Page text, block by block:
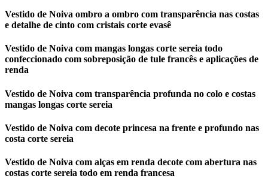
Vestido de Noiva ombro a ombro com transparência nas costas
e detalhe de cinto com cristais corte evasê
Vestido de Noiva com mangas longas corte sereia todo
confeccionado com sobreposição de tule francês e aplicações de
renda
Vestido de Noiva com transparência profunda no colo e costas
mangas longas corte sereia
Vestido de Noiva com decote princesa na frente e profundo nas
costa corte sereia
Vestido de Noiva com alças em renda decote com abertura nas
costas corte sereia todo em renda francesa